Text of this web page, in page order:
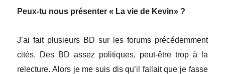
Peux-tu nous présenter « La vie de Kevin» ?
J’ai fait plusieurs BD sur les forums précédemment
cités. Des BD assez politiques, peut-être trop à la
relecture. Alors je me suis dis qu’il fallait que je fasse